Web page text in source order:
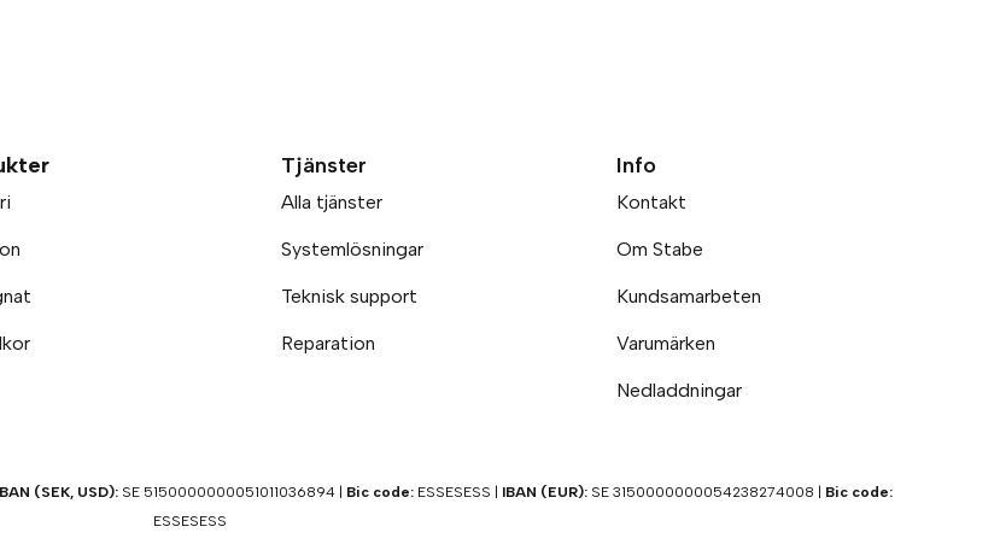
Tjänster
Alla tjänster
Systemlösningar
Teknisk support
Reparation
Info
Kontakt
Om Stabe
Kundsamarbeten
Varumärken
Nedladdningar
(SEK, USD): SE 5150000000051011036894 | Bic code: ESSESESS | IBAN (EUR): SE 3150000000054238274008 | Bic code:
ESSESESS